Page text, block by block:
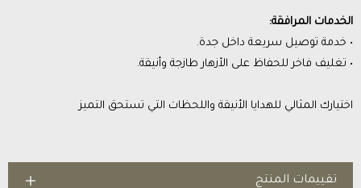
الخدمات المرافقة:
• خدمة توصيل سريعة داخل جدة.
• تغليف فاخر للحفاظ على الأزهار طازجة وأنيقة.
اختيارك المثالي للهدايا الأنيقة واللحظات التي تستحق التميز
تقييمات المنتج